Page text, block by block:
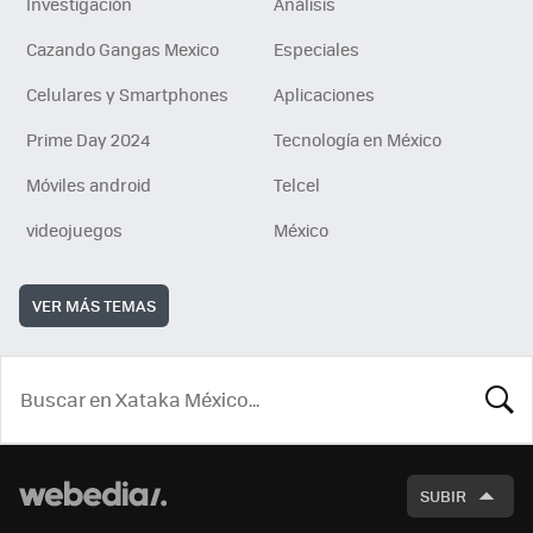
Cazando Gangas Mexico
Especiales
Celulares y Smartphones
Aplicaciones
Prime Day 2024
Tecnología en México
Móviles android
Telcel
videojuegos
México
VER MÁS TEMAS
SUBIR